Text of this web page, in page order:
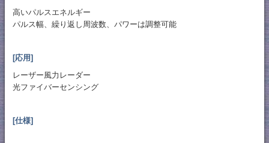
高いパルスエネルギー
パルス幅、繰り返し周波数、パワーは調整可能
[応用]
レーザー風力レーダー
光ファイバーセンシング
[仕様]